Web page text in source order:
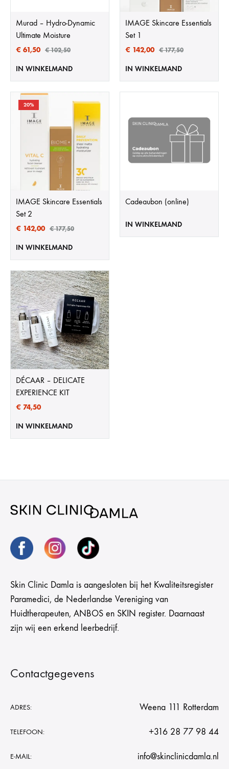
Murad – Hydro-Dynamic
Ultimate Moisture
€ 61,50 €102,50
IN WINKELMAND
IMAGE Skincare Essentials
Set 1
€ 142,00 €177,50
IN WINKELMAND
20%
IMAGE Skincare Essentials
Set 2
€ 142,00 €177,50
IN WINKELMAND
Cadeaubon (online)
IN WINKELMAND
DÉCAAR – DELICATE
EXPERIENCE KIT
€ 74,50
IN WINKELMAND
Skin Clinic Damla is aangesloten bij het Kwaliteitsregister
Paramedici, de Nederlandse Vereniging van
Huidtherapeuten, ANBOS en SKIN register. Daarnaast
zijn wij een erkend leerbedrijf.
Contactgegevens
ADRES: Weena 111 Rotterdam
TELEFOON: +316 28 77 98 44
E-MAIL: info@skinclinicdamla.nl